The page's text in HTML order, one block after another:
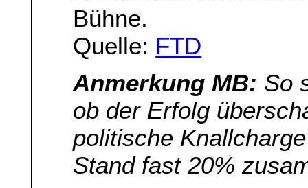
Bühne.
Quelle: FTD
Anmerkung MB: So
ob der Erfolg
politische
Stand fast 20%